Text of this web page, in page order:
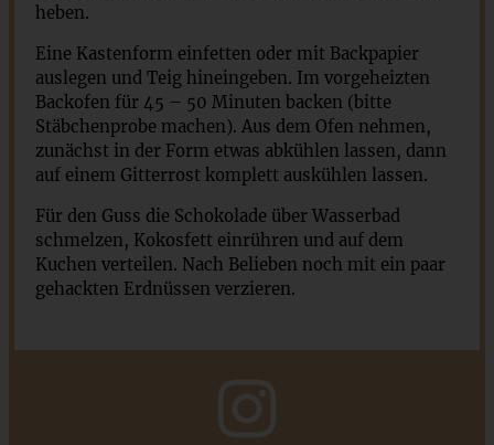
heben.
Eine Kastenform einfetten oder mit Backpapier
auslegen und Teig hineingeben. Im vorgeheizten
Backofen für 45 – 50 Minuten backen (bitte
Stäbchenprobe machen). Aus dem Ofen nehmen,
zunächst in der Form etwas abkühlen lassen, dann
auf einem Gitterrost komplett auskühlen lassen.
Für den Guss die Schokolade über Wasserbad
schmelzen, Kokosfett einrühren und auf dem
Kuchen verteilen. Nach Belieben noch mit ein paar
gehackten Erdnüssen verzieren.